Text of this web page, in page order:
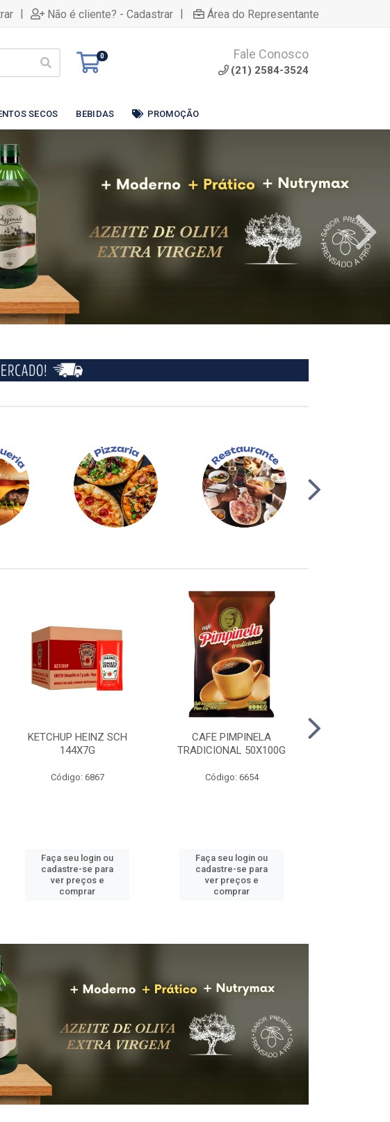
| Não é cliente? - Cadastrar | Área do Representante
0 Fale Conosco
(21) 2584-3524
SECOS BEBIDAS PROMOÇÃO
KETCHUP HEINZ SCH
144X7G
Código: 6867
Faça seu login ou
cadastre-se para
ver preços e
comprar
CAFE PIMPINELA
TRADICIONAL 50X100G
Código: 6654
Faça seu login ou
cadastre-se para
ver preços e
comprar